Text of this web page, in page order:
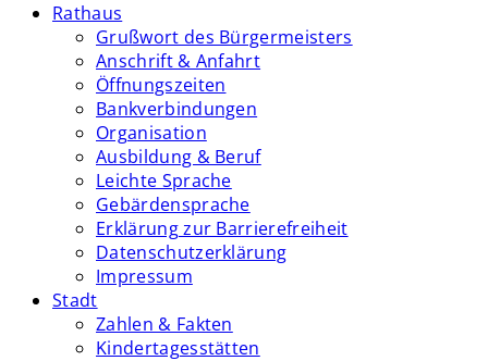
Rathaus
Grußwort des Bürgermeisters
Anschrift & Anfahrt
Öffnungszeiten
Bankverbindungen
Organisation
Ausbildung & Beruf
Leichte Sprache
Gebärdensprache
Erklärung zur Barrierefreiheit
Datenschutzerklärung
Impressum
Stadt
Zahlen & Fakten
Kindertagesstätten